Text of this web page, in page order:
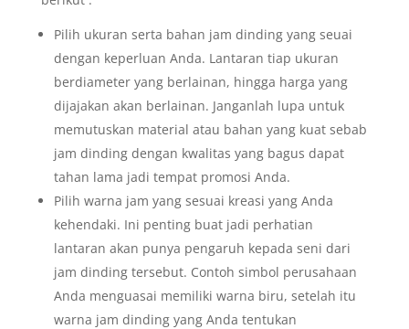
Pilih ukuran serta bahan jam dinding yang seuai
dengan keperluan Anda. Lantaran tiap ukuran
berdiameter yang berlainan, hingga harga yang
dijajakan akan berlainan. Janganlah lupa untuk
memutuskan material atau bahan yang kuat sebab
jam dinding dengan kwalitas yang bagus dapat
tahan lama jadi tempat promosi Anda.
Pilih warna jam yang sesuai kreasi yang Anda
kehendaki. Ini penting buat jadi perhatian
lantaran akan punya pengaruh kepada seni dari
jam dinding tersebut. Contoh simbol perusahaan
Anda menguasai memiliki warna biru, setelah itu
warna jam dinding yang Anda tentukan